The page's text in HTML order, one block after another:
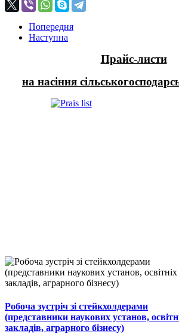
Попередня
Наступна
Прайс-листи
на насіння
Робоча зустріч зі стейкхолдерами
(представники наукових установ,
закладів, аграрного бізнесу)